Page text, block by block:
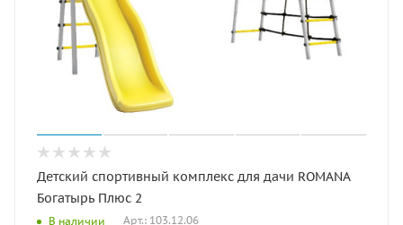
Детский спортивный комплекс для дачи ROMANA
Богатырь Плюс 2
В наличии Арт.: 103.12.06